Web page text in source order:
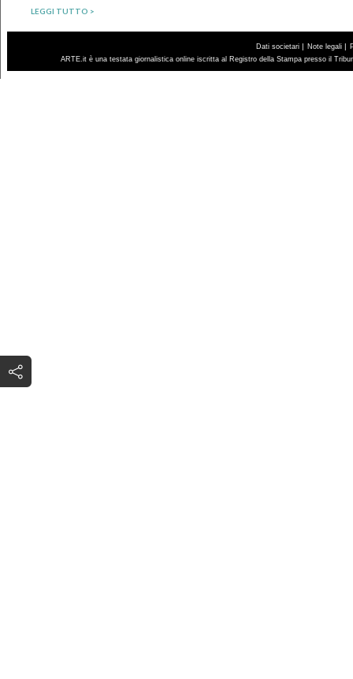
LEGGI TUTTO >
Dati societari | Note legali |
ARTE.it è una testata giornalistica online iscritta al Registro della Stampa presso il